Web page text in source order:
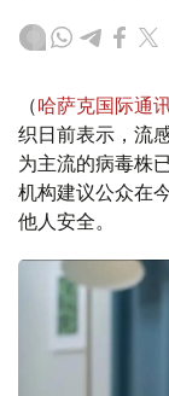
（哈萨克国际通
织日前表示，流
为主流的病毒株
机构建议公众在
他人安全。